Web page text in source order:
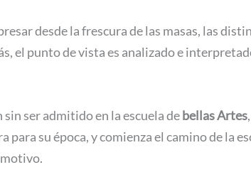
desde la frescura de las masas, las
el punto de vista es analizado e
sin ser admitido en la escuela debellas Artes,
para su época, y comienza el camino de la